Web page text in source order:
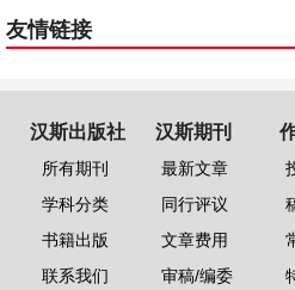
友情链接
汉斯出版社
所有期刊
学科分类
书籍出版
联系我们
汉斯期刊
最新文章
同行评议
文章费用
审稿/编委